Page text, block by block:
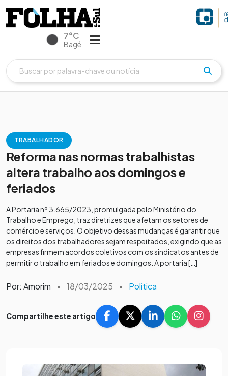
7°C
Bagé
TRABALHADOR
Reforma nas normas trabalhistas
altera trabalho aos domingos e
feriados
A Portaria nº 3.665/2023, promulgada pelo Ministério do
Trabalho e Emprego, traz diretrizes que afetam os setores de
comércio e serviços. O objetivo dessas mudanças é garantir que
os direitos dos trabalhadores sejam respeitados, exigindo que as
empresas firmem acordos coletivos com os sindicatos antes de
permitir o trabalho em feriados e domingos. A portaria […]
Por: Amorim • 18/03/2025 • Política
Compartilhe este artigo